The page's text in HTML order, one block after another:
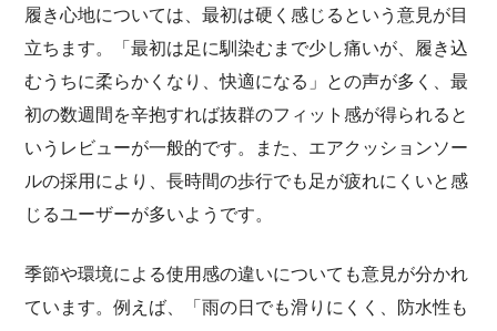
履き心地については、最初は硬く感じるという意見が目
立ちます。「最初は足に馴染むまで少し痛いが、履き込
むうちに柔らかくなり、快適になる」との声が多く、最
初の数週間を辛抱すれば抜群のフィット感が得られると
いうレビューが一般的です。また、エアクッションソー
ルの採用により、長時間の歩行でも足が疲れにくいと感
じるユーザーが多いようです。
季節や環境による使用感の違いについても意見が分かれ
ています。例えば、「雨の日でも滑りにくく、防水性も